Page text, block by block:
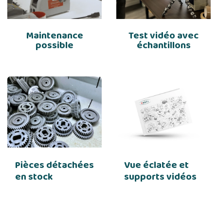
Maintenance
possible
Test vidéo avec
échantillons
Pièces détachées
en stock
Vue éclatée et
supports vidéos